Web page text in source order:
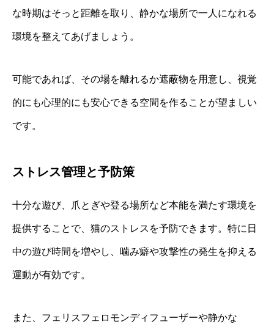
な時期はそっと距離を取り、静かな場所で一人になれる
環境を整えてあげましょう。
可能であれば、その場を離れるか遮蔽物を用意し、視覚
的にも心理的にも安心できる空間を作ることが望ましい
です。
ストレス管理と予防策
十分な遊び、爪とぎや登る場所など本能を満たす環境を
提供することで、猫のストレスを予防できます。特に日
中の遊び時間を増やし、噛み癖や攻撃性の発生を抑える
運動が有効です。
また、フェリスフェロモンディフューザーや静かな